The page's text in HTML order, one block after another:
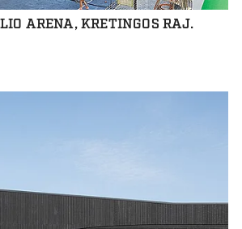
ARENA, KRETINGOS RAJ.